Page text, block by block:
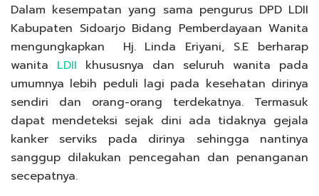
Dalam kesempatan yang sama pengurus DPD LDII
Kabupaten Sidoarjo Bidang Pemberdayaan Wanita
mengungkapkan Hj. Linda Eriyani, S.E berharap
wanita LDII khususnya dan seluruh wanita pada
umumnya lebih peduli lagi pada kesehatan dirinya
sendiri dan orang-orang terdekatnya. Termasuk
dapat mendeteksi sejak dini ada tidaknya gejala
kanker serviks pada dirinya sehingga nantinya
sanggup dilakukan pencegahan dan penanganan
secepatnya.